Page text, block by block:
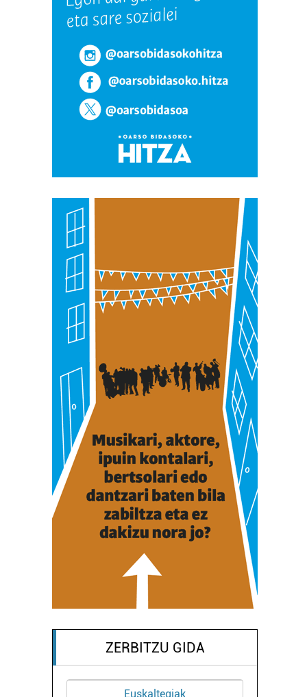
ZERBITZU GIDA